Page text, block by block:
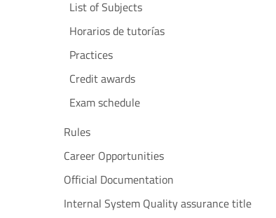
List of Subjects
Horarios de tutorías
Practices
Credit awards
Exam schedule
Rules
Career Opportunities
Official Documentation
Internal System Quality assurance title